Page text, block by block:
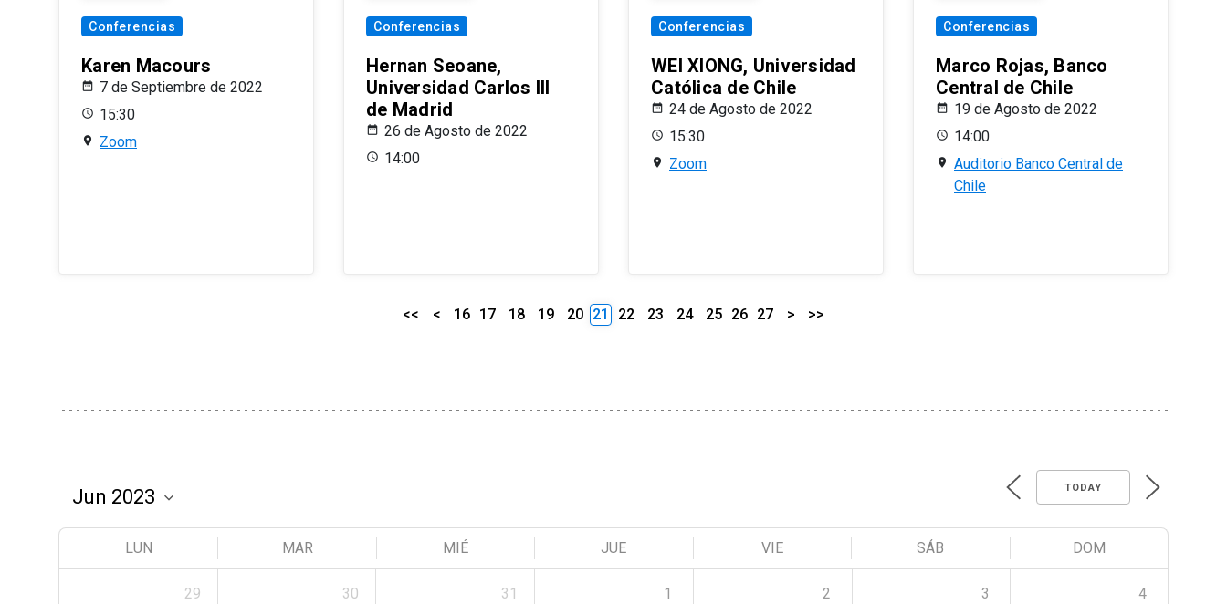
Conferencias
Karen Macours
7 de Septiembre de 2022
15:30
Zoom
Conferencias
Hernan Seoane,
Universidad Carlos III
de Madrid
26 de Agosto de 2022
14:00
Conferencias
WEI XIONG, Universidad
Católica de Chile
24 de Agosto de 2022
15:30
Zoom
Conferencias
Marco Rojas, Banco
Central de Chile
19 de Agosto de 2022
14:00
Auditorio Banco Central de
Chile
<< < 16 17 18 19 20 21 22 23 24 25 26 27 > >>
TODAY
LUN MAR MIÉ JUE VIE SÁB DOM
29 30 31 1 2 3 4